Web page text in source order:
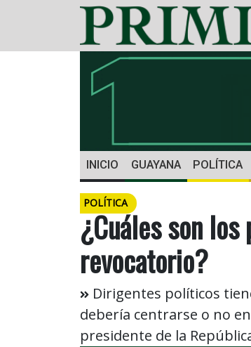
INICIO GUAYANA POLÍTICA
POLÍTICA
¿Cuáles son
revocatorio?
Dirigentes políticos
debería centrarse o no
presidente de la